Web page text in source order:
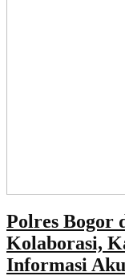
Polres Bogor
Kolaborasi,
Informasi